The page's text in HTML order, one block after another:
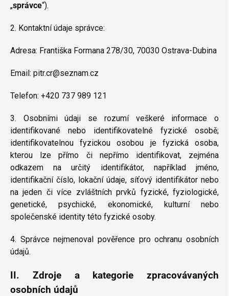
„správce“).
2. Kontaktní údaje správce:
Adresa: Františka Formana 278/30, 70030 Ostrava-Dubina
Email: pitr.cr@seznam.cz
Telefon: +420 737 989 121
3. Osobními údaji se rozumí veškeré informace o
identifikované nebo identifikovatelné fyzické osobě;
identifikovatelnou fyzickou osobou je fyzická osoba,
kterou lze přímo či nepřímo identifikovat, zejména
odkazem na určitý identifikátor, například jméno,
identifikační číslo, lokační údaje, síťový identifikátor nebo
na jeden či více zvláštních prvků fyzické, fyziologické,
genetické, psychické, ekonomické, kulturní nebo
společenské identity této fyzické osoby.
4. Správce nejmenoval pověřence pro ochranu osobních
údajů.
II. Zdroje a kategorie zpracovávaných
osobních údajů